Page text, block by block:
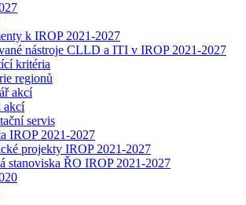
k IROP 2021-2027
nástroje CLLD a ITI v IROP 2021-2027
kritéria
regionů
akcí
akcí
servis
IROP 2021-2027
projekty IROP 2021-2027
stanoviska ŘO IROP 2021-2027